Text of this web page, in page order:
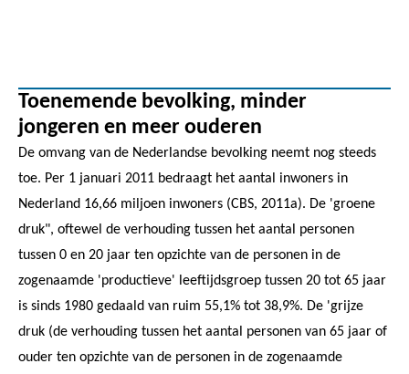
Toenemende bevolking, minder
jongeren en meer ouderen
De omvang van de Nederlandse bevolking neemt nog steeds
toe. Per 1 januari 2011 bedraagt het aantal inwoners in
Nederland 16,66 miljoen inwoners (CBS, 2011a). De 'groene
druk", oftewel de verhouding tussen het aantal personen
tussen 0 en 20 jaar ten opzichte van de personen in de
zogenaamde 'productieve' leeftijdsgroep tussen 20 tot 65 jaar
is sinds 1980 gedaald van ruim 55,1% tot 38,9%. De 'grijze
druk (de verhouding tussen het aantal personen van 65 jaar of
ouder ten opzichte van de personen in de zogenaamde